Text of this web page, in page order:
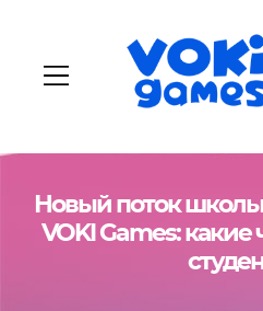
Главная
Новый поток
VOKI Games: